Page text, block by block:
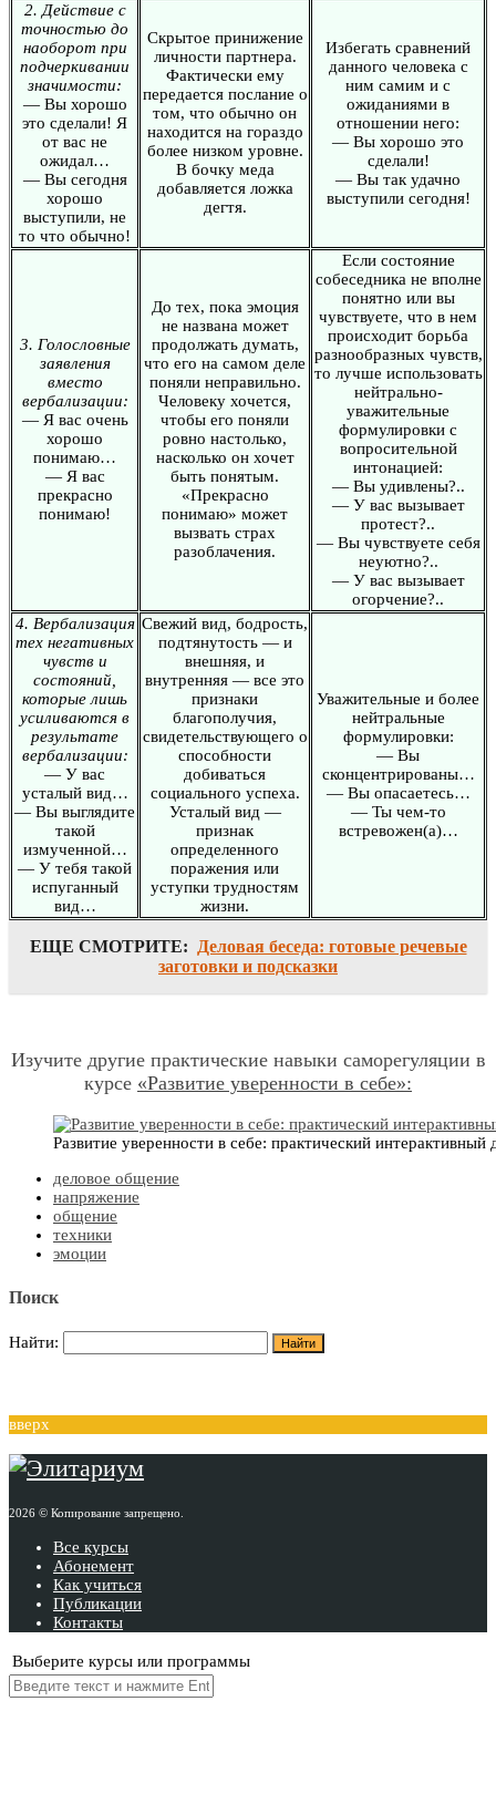
2. Действие с
точностью до
наоборот при
подчеркивании
значимости:
— Вы хорошо
это сделали! Я
от вас не
ожидал…
— Вы сегодня
хорошо
выступили, не
то что обычно!
Скрытое принижение
личности партнера.
Фактически ему
передается послание о
том, что обычно он
находится на гораздо
более низком уровне.
В бочку меда
добавляется ложка
дегтя.
Избегать сравнений
данного человека с
ним самим и с
ожиданиями в
отношении него:
— Вы хорошо это
сделали!
— Вы так удачно
выступили сегодня!
3. Голословные
заявления
вместо
вербализации:
— Я вас очень
хорошо
понимаю…
— Я вас
прекрасно
понимаю!
До тех, пока эмоция
не названа может
продолжать думать,
что его на самом деле
поняли неправильно.
Человеку хочется,
чтобы его поняли
ровно настолько,
насколько он хочет
быть понятым.
«Прекрасно
понимаю» может
вызвать страх
разоблачения.
Если состояние
собеседника не вполне
понятно или вы
чувствуете, что в нем
происходит борьба
разнообразных чувств,
то лучше использовать
нейтрально-
уважительные
формулировки с
вопросительной
интонацией:
— Вы удивлены?..
— У вас вызывает
протест?..
— Вы чувствуете себя
неуютно?..
— У вас вызывает
огорчение?..
4. Вербализация
тех негативных
чувств и
состояний,
которые лишь
усиливаются в
результате
вербализации:
— У вас
усталый вид…
— Вы выглядите
такой
измученной…
— У тебя такой
испуганный
вид…
Свежий вид, бодрость,
подтянутость — и
внешняя, и
внутренняя — все это
признаки
благополучия,
свидетельствующего о
способности
добиваться
социального успеха.
Усталый вид —
признак
определенного
поражения или
уступки трудностям
жизни.
Уважительные и более
нейтральные
формулировки:
— Вы
сконцентрированы…
— Вы опасаетесь…
— Ты чем-то
встревожен(а)…
ЕЩЕ СМОТРИТЕ:
Деловая беседа: готовые речевые
заготовки и подсказки
Изучите другие практические навыки саморегуляции в
курсе «Развитие уверенности в себе»:
Развитие уверенности в себе: практический
деловое общение
напряжение
общение
техники
эмоции
Поиск
Найти:
вверх
2026 © Копирование запрещено.
Все курсы
Абонемент
Как учиться
Публикации
Контакты
Выберите курсы или программы